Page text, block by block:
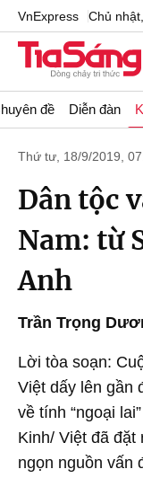
VnExpress Chủ
đề Diễn đàn
Thứ tư, 18/9/2019,
Dân tộc
Nam: từ
Anh
Trần Trọng
Lời tòa soạn:
Việt dấy lên gần
về tính “ngoại
Kinh/ Việt đã đặt
ngọn nguồn vấn